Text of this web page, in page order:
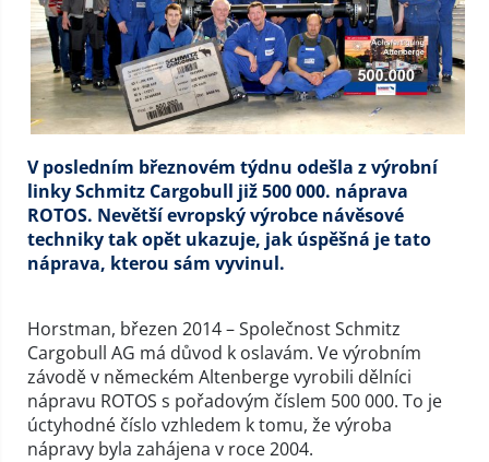
V posledním březnovém týdnu odešla z výrobní
linky Schmitz Cargobull již 500 000. náprava
ROTOS. Nevětší evropský výrobce návěsové
techniky tak opět ukazuje, jak úspěšná je tato
náprava, kterou sám vyvinul.
Horstman, březen 2014 – Společnost Schmitz
Cargobull AG má důvod k oslavám. Ve výrobním
závodě v německém Altenberge vyrobili dělníci
nápravu ROTOS s pořadovým číslem 500 000. To je
úctyhodné číslo vzhledem k tomu, že výroba
nápravy byla zahájena v roce 2004.